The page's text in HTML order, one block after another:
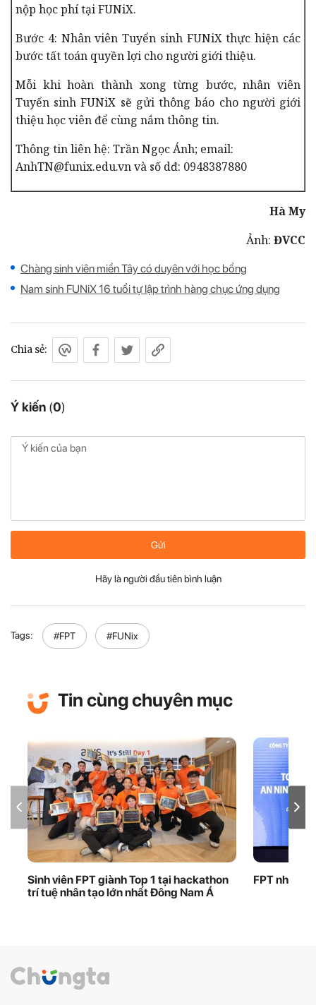
nộp học phí tại FUNiX.
Bước 4: Nhân viên Tuyển sinh FUNiX thực hiện các
bước tất toán quyền lợi cho người giới thiệu.
Mỗi khi hoàn thành xong từng bước, nhân viên
Tuyển sinh FUNiX sẽ gửi thông báo cho người giới
thiệu học viên để cùng nắm thông tin.
Thông tin liên hệ: Trần Ngọc Ánh; email:
AnhTN@funix.edu.vn và số dđ: 0948387880
Hà My
Ảnh: ĐVCC
Chàng sinh viên miền Tây có duyên với học bổng
Nam sinh FUNiX 16 tuổi tự lập trình hàng chục ứng dụng
Ý kiến (0)
Chia sẻ:
Gửi
Hãy là người đầu tiên bình luận
Tags: #FPT #FUNix
Tin cùng chuyên mục
Sinh viên FPT giành Top 1 tại hackathon
trí tuệ nhân tạo lớn nhất Đông Nam Á
FPT nhận